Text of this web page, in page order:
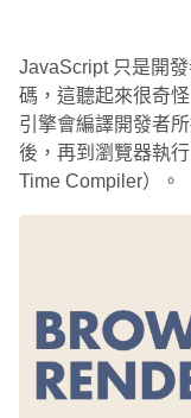
JavaScript 只是開
碼，這聽起來很奇
引擎會編譯開發者
後，再到瀏覽器執
Time Compiler）。